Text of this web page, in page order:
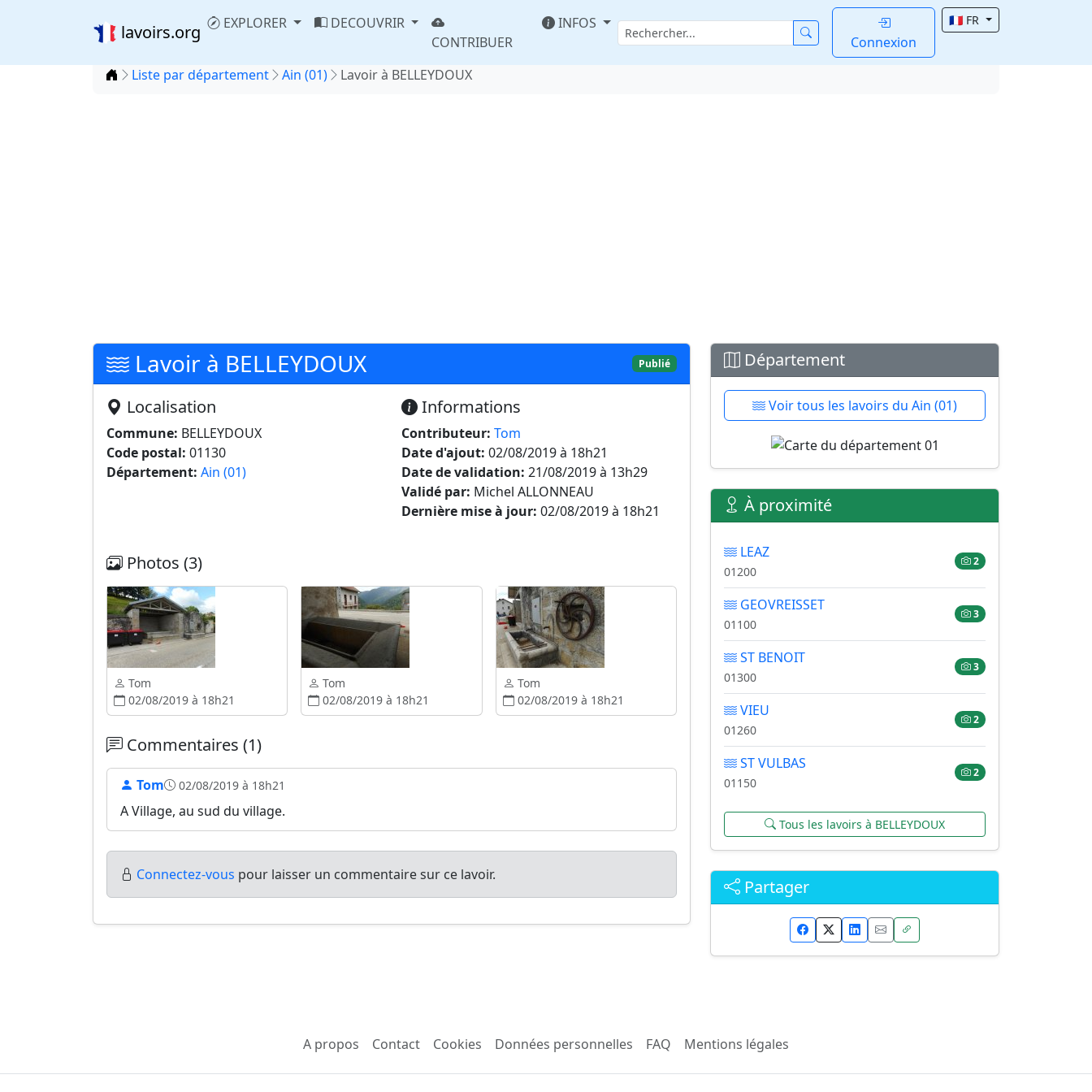
lavoirs.org EXPLORER
DECOUVRIR
CONTRIBUER
INFOS
Connexion
🇫🇷 FR
Accueil
Liste par département Ain (01) Lavoir à BELLEYDOUX
Lavoir à BELLEYDOUX Publié
Localisation
Commune: BELLEYDOUX
Code postal: 01130
Département: Ain (01)
Informations
Contributeur: Tom
Date d'ajout: 02/08/2019 à 18h21
Date de validation: 21/08/2019 à 13h29
Validé par: Michel ALLONNEAU
Dernière mise à jour: 02/08/2019 à 18h21
Photos (3)
Tom
02/08/2019 à 18h21
Tom
02/08/2019 à 18h21
Tom
02/08/2019 à 18h21
Commentaires (1)
Tom 02/08/2019 à 18h21
A Village, au sud du village.
Connectez-vous pour laisser un commentaire sur ce lavoir.
Département
Voir tous les lavoirs du Ain (01)
À proximité
LEAZ
01200
2
GEOVREISSET
01100
3
ST BENOIT
01300
3
VIEU
01260
2
ST VULBAS
01150
2
Tous les lavoirs à BELLEYDOUX
Partager
A propos Contact Cookies Données personnelles FAQ Mentions légales